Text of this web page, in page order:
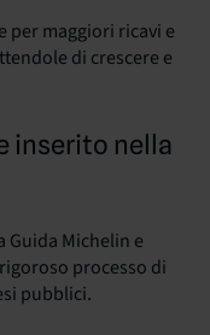
per maggiori ricavi e
di crescere e
inserito nella
Michelin e
processo di
pubblici.